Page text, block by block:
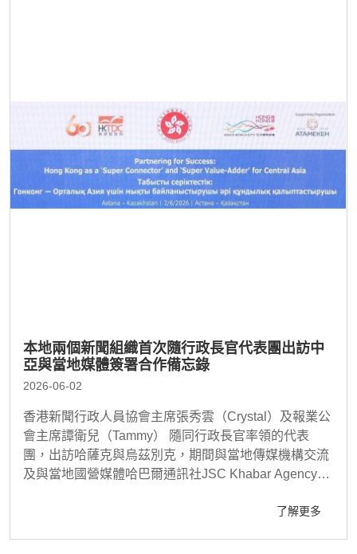
本地兩個新聞組織首次隨行政長官代表團出訪中
亞與當地媒體簽署合作備忘錄
2026-06-02
香港新聞行政人員協會主席張秀雲（Crystal）及報業公
會主席譚衛兒（Tammy） 隨同行政長官率領的代表
團，出訪哈薩克與烏茲別克，期間與當地傳媒機構交流
及與當地國營媒體哈巴爾通訊社JSC Khabar Agency簽
了解更多